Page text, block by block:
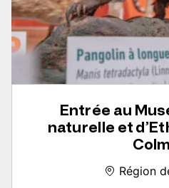
Entrée au
naturelle et
Région